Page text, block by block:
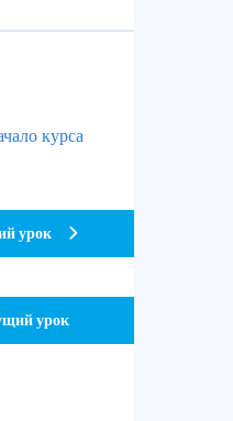
урок
курса
урок